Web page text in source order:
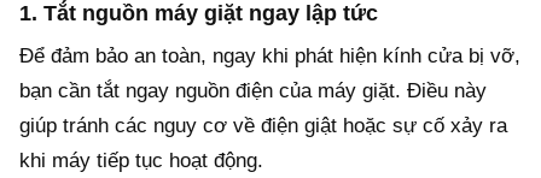
1. Tắt nguồn máy giặt ngay lập tức
Để đảm bảo an toàn, ngay khi phát hiện kính cửa bị vỡ,
bạn cần tắt ngay nguồn điện của máy giặt. Điều này
giúp tránh các nguy cơ về điện giật hoặc sự cố xảy ra
khi máy tiếp tục hoạt động.